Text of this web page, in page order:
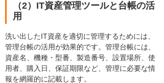
（2）IT資産管理ツールと台帳の活
用
洗い出したIT資産を適切に管理するためには、
管理台帳の活用が効果的です。管理台帳には、
資産名、機種・型番、製造番号、設置場所、使
用者、購入日、保証期限など、管理に必要な情
報を網羅的に記載します。